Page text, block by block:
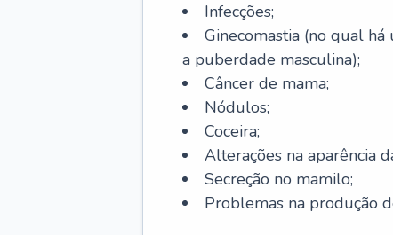
Infecções;
Ginecomastia (no qual
a puberdade masculina);
Câncer de mama;
Nódulos;
Coceira;
Alterações na aparência
Secreção no mamilo;
Problemas na produção